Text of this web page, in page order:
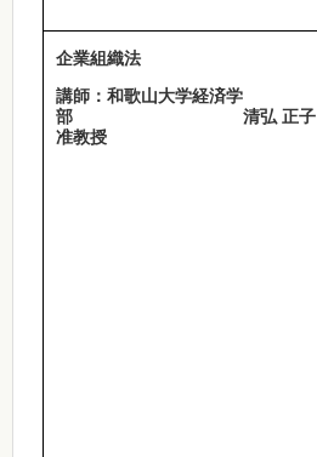
企業組織法
講師：和歌山大学経済学
部 清弘 正子
准教授